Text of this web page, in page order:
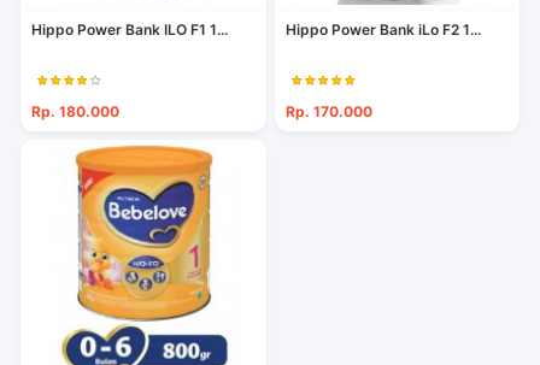
Hippo Power Bank ILO F1 1...
Rp. 180.000
Hippo Power Bank iLo F2 1...
Rp. 170.000